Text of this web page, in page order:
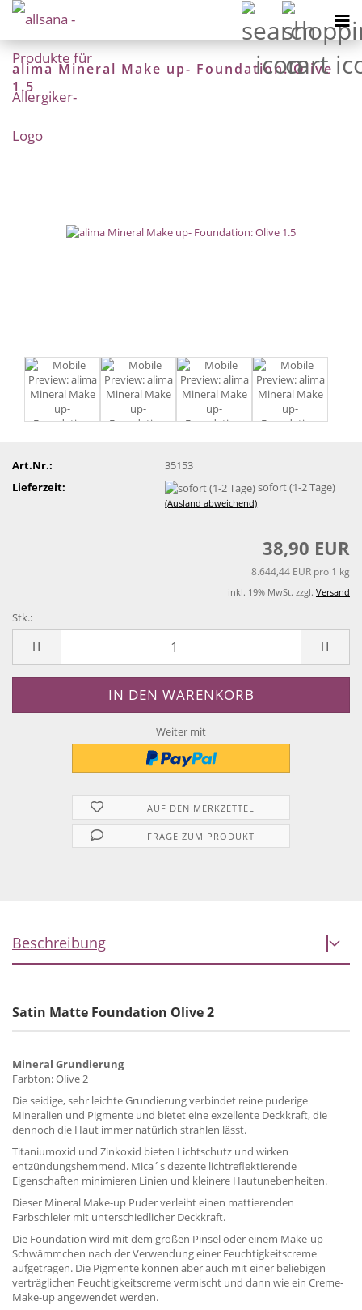
alima Mineral Make up- Foundation: Olive
1.5
Art.Nr.:
35153
Lieferzeit:
sofort (1-2 Tage)
(Ausland abweichend)
38,90 EUR
8.644,44 EUR pro 1 kg
inkl. 19% MwSt. zzgl. Versand
Stk.:
Weiter mit
AUF DEN MERKZETTEL
FRAGE ZUM PRODUKT
Beschreibung
Satin Matte Foundation Olive 2
Mineral Grundierung
Farbton: Olive 2
Die seidige, sehr leichte Grundierung verbindet reine puderige
Mineralien und Pigmente und bietet eine exzellente Deckkraft, die
dennoch die Haut immer natürlich strahlen lässt.
Titaniumoxid und Zinkoxid bieten Lichtschutz und wirken
entzündungshemmend. Mica´s dezente lichtreflektierende
Eigenschaften minimieren Linien und kleinere Hautunebenheiten.
Dieser Mineral Make-up Puder verleiht einen mattierenden
Farbschleier mit unterschiedlicher Deckkraft.
Die Foundation wird mit dem großen Pinsel oder einem Make-up
Schwämmchen nach der Verwendung einer Feuchtigkeitscreme
aufgetragen. Die Pigmente können aber auch mit einer beliebigen
verträglichen Feuchtigkeitscreme vermischt und dann wie ein Creme-
Make-up angewendet werden.